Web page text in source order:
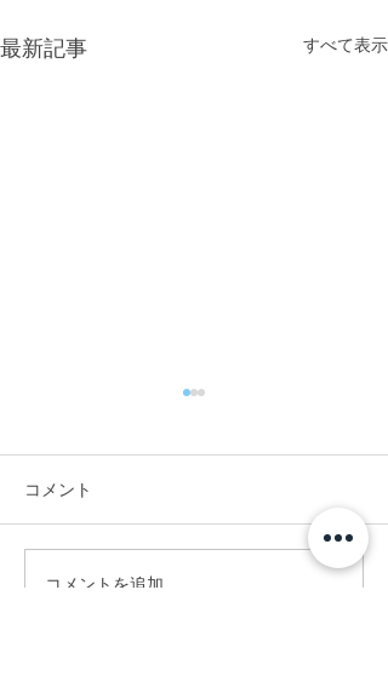
最新記事 すべて表示
#竣工写真撮影へ。
コメント
コメントを追加…